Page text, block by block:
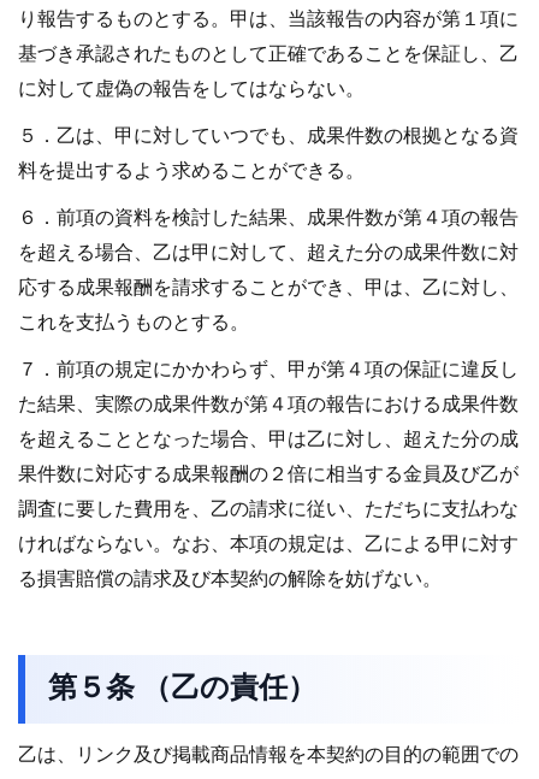
り報告するものとする。甲は、当該報告の内容が第１項に
基づき承認されたものとして正確であることを保証し、乙
に対して虚偽の報告をしてはならない。
５．乙は、甲に対していつでも、成果件数の根拠となる資
料を提出するよう求めることができる。
６．前項の資料を検討した結果、成果件数が第４項の報告
を超える場合、乙は甲に対して、超えた分の成果件数に対
応する成果報酬を請求することができ、甲は、乙に対し、
これを支払うものとする。
７．前項の規定にかかわらず、甲が第４項の保証に違反し
た結果、実際の成果件数が第４項の報告における成果件数
を超えることとなった場合、甲は乙に対し、超えた分の成
果件数に対応する成果報酬の２倍に相当する金員及び乙が
調査に要した費用を、乙の請求に従い、ただちに支払わな
ければならない。なお、本項の規定は、乙による甲に対す
る損害賠償の請求及び本契約の解除を妨げない。
第５条 （乙の責任）
乙は、リンク及び掲載商品情報を本契約の目的の範囲での